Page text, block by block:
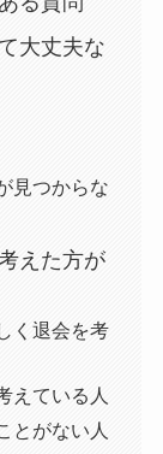
大丈夫な
見つからな
えた方が
く退会を考
えている人
とがない人